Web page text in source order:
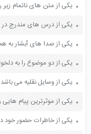
یکی از وسایل نقلیه می
یکی از خاطرات حضور خود در نماز جمعه